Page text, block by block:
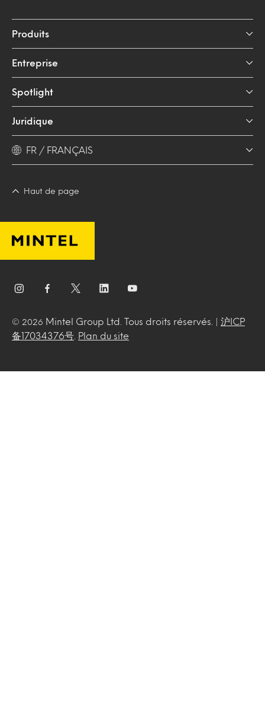
Produits
Entreprise
Spotlight
Juridique
FR / FRANÇAIS
Haut de page
© 2026 Mintel Group Ltd. Tous droits réservés. | 沪ICP
备17034376号
Plan du site